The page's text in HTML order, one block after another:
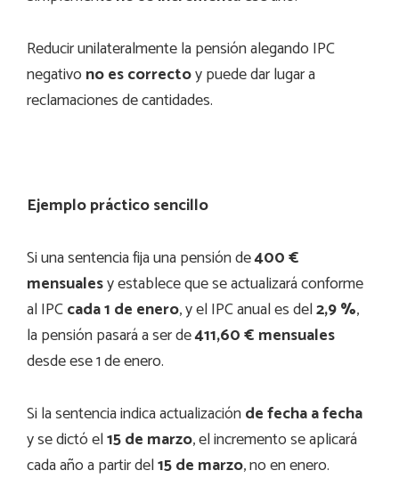
Reducir unilateralmente la pensión alegando IPC
negativo no es correctoy puede dar lugar a
reclamaciones de cantidades.
Ejemplo práctico sencillo
Si una sentencia fija una pensión de400 €
mensualesy establece que se actualizará conforme
al IPCcada 1 de enero, y el IPC anual es del2,9 %,
la pensión pasará a ser de411,60 € mensuales
desde ese 1 de enero.
Si la sentencia indica actualizaciónde fecha a fecha
y se dictó el15 de marzo, el incremento se aplicará
cada año a partir del15 de marzo, no en enero.